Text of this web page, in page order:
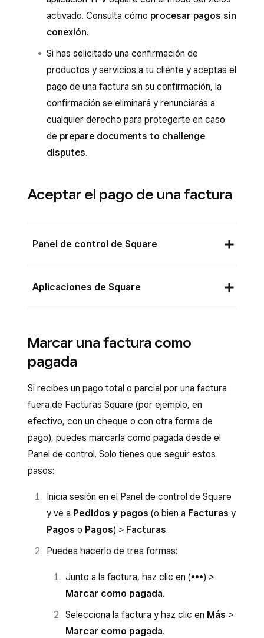
activado. Consulta cómo procesar pagos sin
conexión.
Si has solicitado una confirmación de
productos y servicios a tu cliente y aceptas el
pago de una factura sin su confirmación, la
confirmación se eliminará y renunciarás a
cualquier derecho para protegerte en caso
de prepare documents to challenge
disputes.
Aceptar el pago de una factura
Panel de control de Square
Inicia sesión en el Panel de control de
Hay tres formas de aceptar pagos desde el
Panel de control:
Junto a la factura, haz clic en (•••) >
Aceptar pago .
Selecciona la factura y haz clic en
Más>Marcar como pagada.
Selecciona la factura, baja hasta
y haz clic en Aceptar pago
si quieres, añade una nota personal y otra
para el cliente.
Haz clic enCobrar
Aplicaciones de Square
Facturasen la barra de navegación. Desde
TPV Square, pulsa
EligeImporte restante uOtro importe
para registrar un pago parcial y selecciona
Siguiente.
Elige la forma de pago.
Una vez que se confirme el pago, pulsa
Nueva venta para volver a la factura.
Marcar una factura como
pagada
Si recibes un pago total o parcial por una factura
fuera de Facturas Square (por ejemplo, en
efectivo, con un cheque o con otra forma de
pago), puedes marcarla como pagada desde el
Panel de control. Solo tienes que seguir estos
pasos:
Inicia sesión en el Panel de control de Square
y ve a Pedidos y pagos (o bien a Facturas y
Pagos o Pagos) > Facturas.
Puedes hacerlo de tres formas:
Junto a la factura, haz clic en (•••) >
Marcar como pagada.
Selecciona la factura y haz clic en Más >
Marcar como pagada.